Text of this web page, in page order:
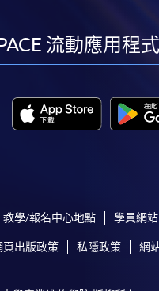
流動應用程式
教學/報名中心地點 學員網站
頁出版政策 私隱政策 網